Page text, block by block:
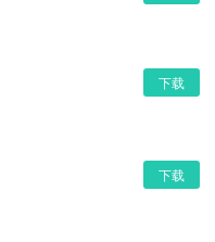
下载
下载